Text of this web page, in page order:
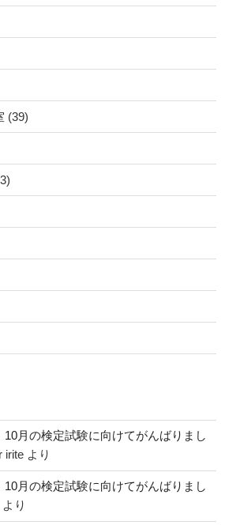
(39)
10月の検定試験に向けてがんばりまし
irite より
10月の検定試験に向けてがんばりまし
より